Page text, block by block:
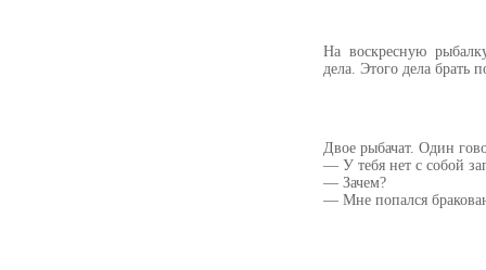
На воскресную
дела. Этого дела брать
Двое рыбачат. Один
— У тебя нет с собой
— Зачем?
— Мне попался